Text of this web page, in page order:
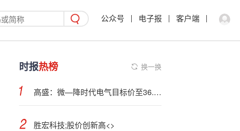
公众号 电子报 客户端
时报热榜 换一换
高盛：微—降时代电气目标价至36.2港元 评级“买入”
胜宏科技;股价创新高<>